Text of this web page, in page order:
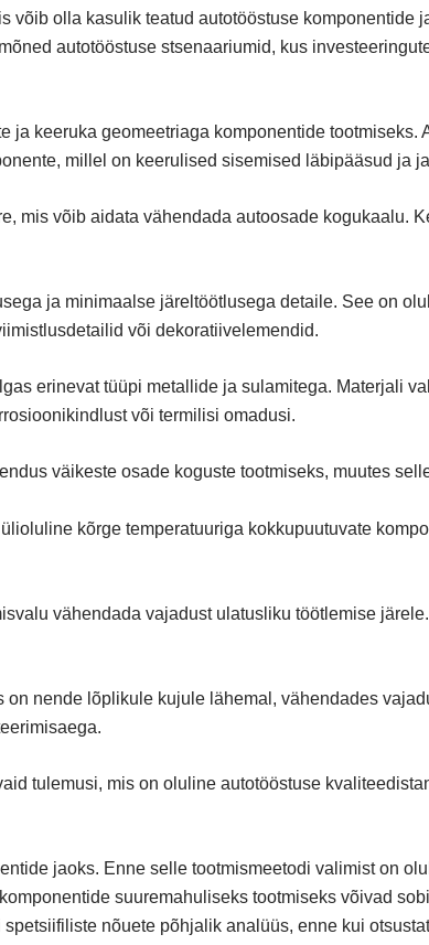
võib olla kasulik teatud autotööstuse komponentide
autotööstuse stsenaariumid, kus
keeruka geomeetriaga komponentide tootmiseks.
millel on keerulised sisemised läbipääsud ja
mis võib aidata vähendada autoosade kogukaalu.
ja minimaalse järeltöötlusega detaile. See on
või dekoratiivelemendid.
erinevat tüüpi metallide ja sulamitega. Materjali
või termilisi omadusi.
väikeste osade koguste tootmiseks, muutes
kõrge temperatuuriga kokkupuutuvate
vähendada vajadust ulatusliku töötlemise
nende lõplikule kujule lähemal, vähendades
tulemusi, mis on oluline autotööstuse
jaoks. Enne selle tootmismeetodi valimist on
suuremahuliseks tootmiseks võivad
nõuete põhjalik analüüs, enne kui